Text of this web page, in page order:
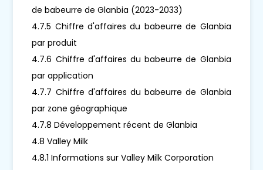
de babeurre de Glanbia (2023-2033)
4.7.5 Chiffre d'affaires du babeurre de Glanbia
par produit
4.7.6 Chiffre d'affaires du babeurre de Glanbia
par application
4.7.7 Chiffre d'affaires du babeurre de Glanbia
par zone géographique
4.7.8 Développement récent de Glanbia
4.8 Valley Milk
4.8.1 Informations sur Valley Milk Corporation